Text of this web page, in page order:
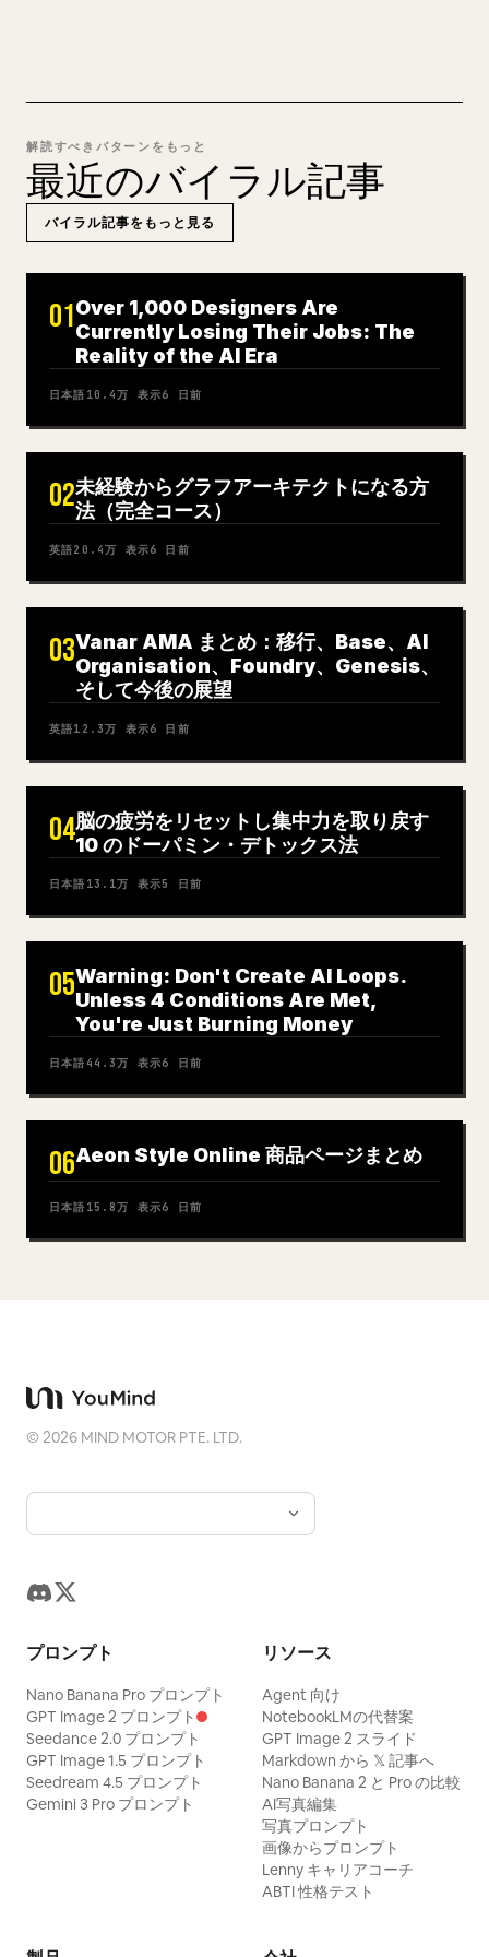
解読すべきパターンをもっと
最近のバイラル記事
バイラル記事をもっと見る
01Over 1,000 Designers Are
Currently Losing Their Jobs: The
Reality of the AI Era
日本語 10.4万 表示6 日前
02未経験からグラフアーキテクトになる方
法（完全コース）
英語20.4万 表示6 日前
03Vanar AMA まとめ：移行、Base、AI
Organisation、Foundry、Genesis、
そして今後の展望
英語12.3万 表示6 日前
04脳の疲労をリセットし集中力を取り戻す
10 のドーパミン・デトックス法
日本語 13.1万 表示5 日前
05Warning: Don't Create AI Loops.
Unless 4 Conditions Are Met,
You're Just Burning Money
日本語44.3万 表示6 日前
06Aeon Style Online 商品ページまとめ
日本語 15.8万 表示6 日前
©2026 MIND MOTOR PTE. LTD.
プロンプト
Nano Banana Pro プロンプト
GPT Image 2 プロンプト
Seedance 2.0 プロンプト
GPT Image 1.5 プロンプト
Seedream 4.5 プロンプト
Gemini 3 Pro プロンプト
リソース
Agent 向け
NotebookLMの代替案
GPT Image 2 スライド
Markdown から 𝕏 記事へ
Nano Banana 2 と Pro の比較
AI写真編集
写真プロンプト
画像からプロンプト
Lenny キャリアコーチ
ABTI 性格テスト